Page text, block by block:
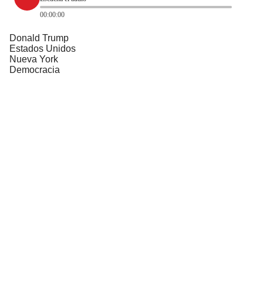
00:00:00
Donald Trump
Estados Unidos
Nueva York
Democracia